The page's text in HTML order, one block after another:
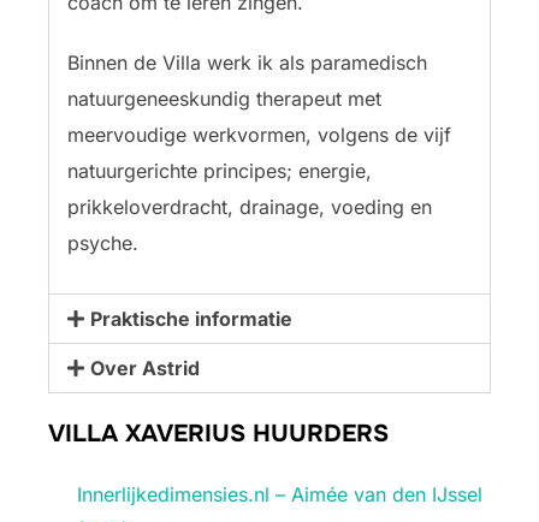
Binnen de Villa werk ik als paramedisch
natuurgeneeskundig therapeut met
meervoudige werkvormen, volgens de vijf
natuurgerichte principes; energie,
prikkeloverdracht, drainage, voeding en
psyche.
Praktische informatie
Over Astrid
VILLA XAVERIUS HUURDERS
Innerlijkedimensies.nl – Aimée van den IJssel